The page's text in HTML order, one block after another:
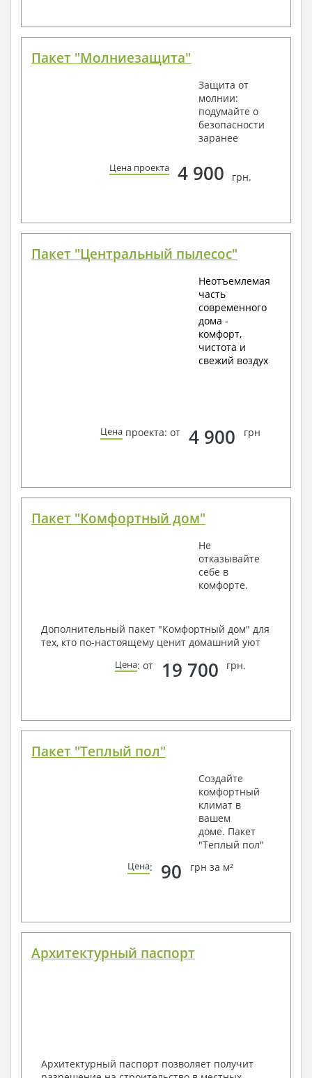
Пакет "Молниезащита"
Защита от
молнии:
подумайте о
безопасности
заранее
Цена проекта 4 900 грн.
Пакет "Центральный пылесос"
Неотъемлемая
часть
современного
дома -
комфорт,
чистота и
свежий воздух
Цена проекта: от 4 900 грн
Пакет "Комфортный дом"
Не
отказывайте
себе в
комфорте.
Дополнительный пакет "Комфортный дом" для
тех, кто по-настоящему ценит домашний уют
Цена: от 19 700 грн.
Пакет "Теплый пол"
Создайте
комфортный
климат в
вашем
доме. Пакет
"Теплый пол"
Цена: 90 грн за м²
Архитектурный паспорт
Архитектурный паспорт позволяет получит